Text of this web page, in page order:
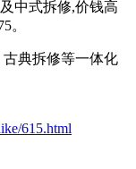
中式拆修,价钱高
。
典拆修等一体化
615.html